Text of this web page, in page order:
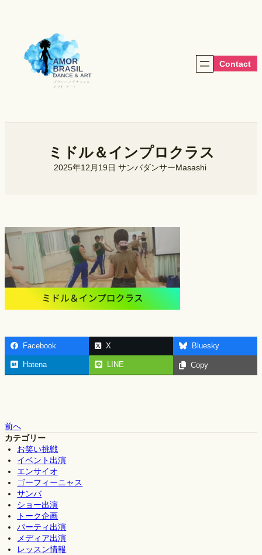
Contact
ミドル＆インプロクラス
2025年12月19日 サンバダンサーMasashi
Facebook X Bluesky
Hatena LINE Copy
前へ
カテゴリー
お笑い挑戦
イベント出演
エンサイオ
ゴーフィーニャス
サンバ
ショー出演
トーク企画
パーティ出演
メディア出演
レッスン情報